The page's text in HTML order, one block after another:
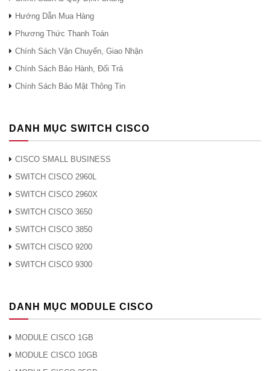
thức đường hầm lớp 2 (L2TP)
WLAN 3×3 802.11ac Wave 2
Bảo vệ
Chuyển tiếp và kích hoạt cổng
Kiểm soát
truy cập
Danh sách kiểm soát truy cập IP
toàn
/ mật khẩu
Đặc quyền
Hai cấp độ truy cập: Quản trị viên và
Mạng lưới
Giao thức
● Máy chủ giao thức cấu hình máy chủ
Hướng Dẫn Mua Hàng
Phương Thức Thanh Toán
Chính Sách Vận Chuyển, Giao Nhận
Chính Sách Bảo Hành, Đổi Trả
Chính Sách Bảo Mật Thông Tin
DANH MỤC SWITCH CISCO
CISCO SMALL BUSINESS
SWITCH CISCO 2960L
SWITCH CISCO 2960X
SWITCH CISCO 3650
SWITCH CISCO 3850
SWITCH CISCO 9200
SWITCH CISCO 9300
DANH MỤC MODULE CISCO
MODULE CISCO 1GB
MODULE CISCO 10GB